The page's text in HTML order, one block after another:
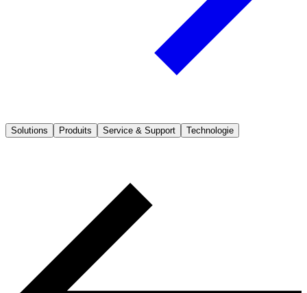
Solutions Produits Service & Support Technologie